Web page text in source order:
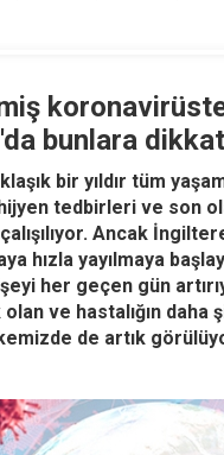
bunlara
bir yıldır tüm
tedbirleri ve son
Ancak
hızla yayılmaya
her geçen gün
olan ve hastalığın
de artık